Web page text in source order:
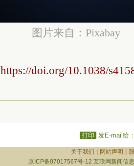
图片来自：Pixabay
https://doi.org/10.1038/
打印 发E-mail给
关于我们 网站声明
京ICP备07017567号-12 互联网新闻信